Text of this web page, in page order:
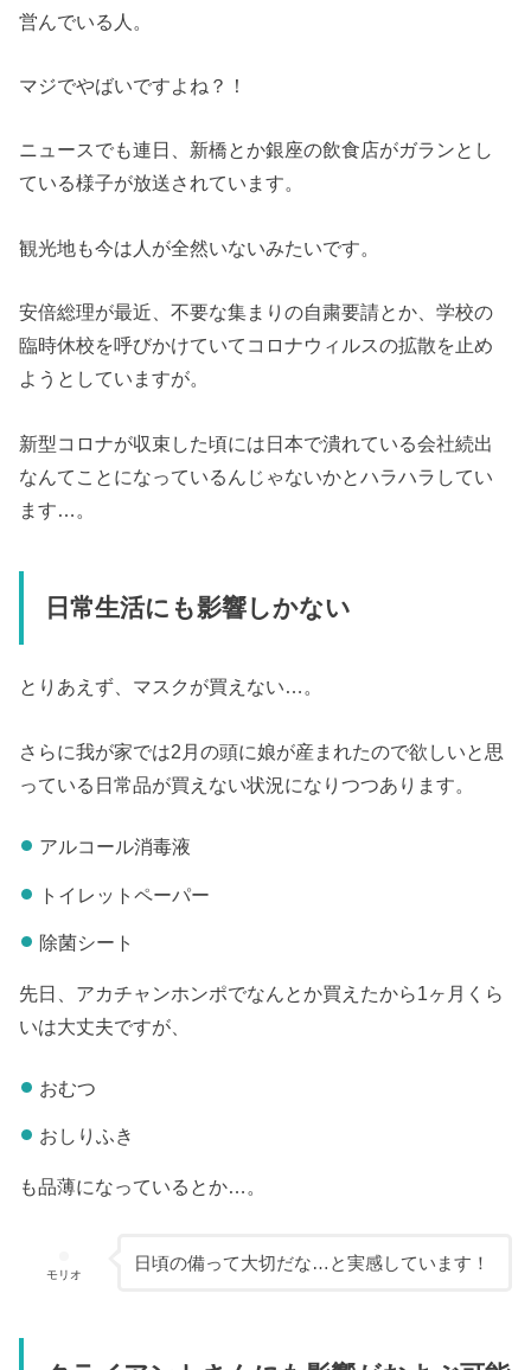
営んでいる人。
マジでやばいですよね？！
ニュースでも連日、新橋とか銀座の飲食店がガランとし
ている様子が放送されています。
観光地も今は人が全然いないみたいです。
安倍総理が最近、不要な集まりの自粛要請とか、学校の
臨時休校を呼びかけていてコロナウィルスの拡散を止め
ようとしていますが。
新型コロナが収束した頃には日本で潰れている会社続出
なんてことになっているんじゃないかとハラハラしてい
ます…。
日常生活にも影響しかない
とりあえず、マスクが買えない…。
さらに我が家では2月の頭に娘が産まれたので欲しいと思
っている日常品が買えない状況になりつつあります。
アルコール消毒液
トイレットペーパー
除菌シート
先日、アカチャンホンポでなんとか買えたから1ヶ月くら
いは大丈夫ですが、
おむつ
おしりふき
も品薄になっているとか…。
モリオ
日頃の備って大切だな…と実感しています！